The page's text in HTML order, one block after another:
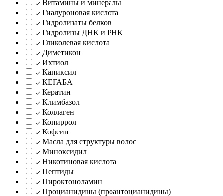
Витамины и минералы
Гиалуроновая кислота
Гидролизаты белков
Гидролизы ДНК и РНК
Гликолевая кислота
Диметикон
Ихтиол
Капиксил
КЕГАБА
Кератин
Климбазол
Коллаген
Копиррол
Кофеин
Масла для структуры волос
Миноксидил
Никотиновая кислота
Пептиды
Пироктоноламин
Процианидины (проантоцианидины)